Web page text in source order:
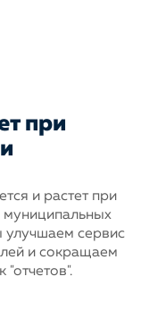
при
и растет при
улучшаем сервис
и сокращаем